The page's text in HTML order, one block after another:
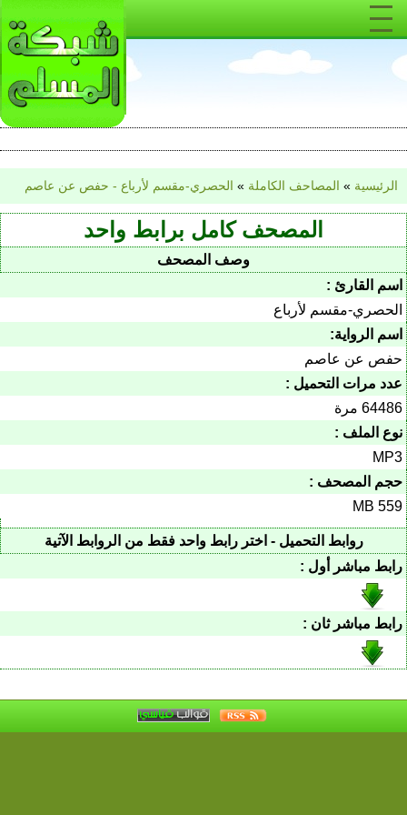
الرئيسية » المصاحف الكاملة » الحصري-مقسم لأرباع - حفص عن عاصم
المصحف كامل برابط واحد
وصف المصحف
اسم القارئ :
الحصري-مقسم لأرباع
اسم الرواية:
حفص عن عاصم
عدد مرات التحميل :
64486 مرة
نوع الملف :
MP3
حجم المصحف :
559 MB
روابط التحميل - اختر رابط واحد فقط من الروابط الآتية
رابط مباشر أول :
رابط مباشر ثان :